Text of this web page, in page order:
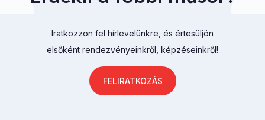
Iratkozzon fel hírlevelünkre, és értesüljön
elsőként rendezvényeinkről, képzéseinkről!
FELIRATKOZÁS